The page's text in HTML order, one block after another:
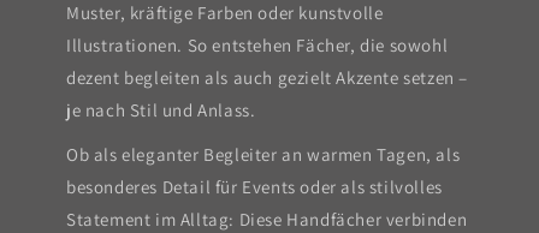
Muster, kräftige Farben oder kunstvolle
Illustrationen. So entstehen Fächer, die sowohl
dezent begleiten als auch gezielt Akzente setzen –
je nach Stil und Anlass.
Ob als eleganter Begleiter an warmen Tagen, als
besonderes Detail für Events oder als stilvolles
Statement im Alltag: Diese Handfächer verbinden